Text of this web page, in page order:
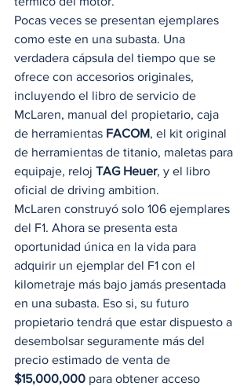
Pocas veces se presentan ejemplares
como este en una subasta. Una
verdadera cápsula del tiempo que se
ofrece con accesorios originales,
incluyendo el libro de servicio de
McLaren, manual del propietario, caja
de herramientas FACOM, el kit original
de herramientas de titanio, maletas para
equipaje, reloj TAG Heuer, y el libro
oficial de driving ambition.
McLaren construyó solo 106 ejemplares
del F1. Ahora se presenta esta
oportunidad única en la vida para
adquirir un ejemplar del F1 con el
kilometraje más bajo jamás presentada
en una subasta. Eso si, su futuro
propietario tendrá que estar dispuesto a
desembolsar seguramente más del
precio estimado de venta de
$15,000,000 para obtener acceso